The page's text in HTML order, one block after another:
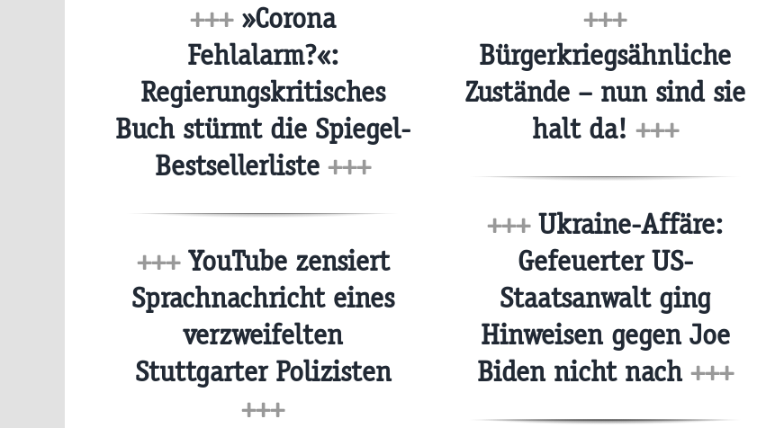
+++»Corona
Fehlalarm?«:
Regierungskritisches
Buch stürmt die Spiegel-
Bestsellerliste +++
+++YouTube zensiert
Sprachnachricht eines
verzweifelten
Stuttgarter Polizisten
+++
+++
Bürgerkriegsähnliche
Zustände – nun sind sie
halt da! +++
+++Ukraine-Affäre:
Gefeuerter US-
Staatsanwalt ging
Hinweisen gegen Joe
Biden nicht nach +++